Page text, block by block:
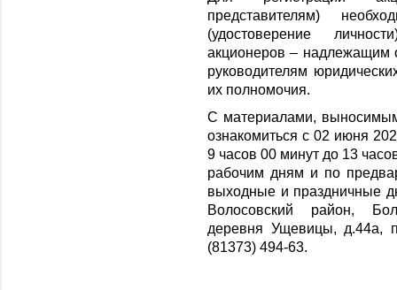
представителям)
(удостоверение
акционеров – надлежащим
руководителям
их полномочия.
С материалами,
ознакомиться с 02 июня
9 часов 00 минут до 13
рабочим дням и по
выходные и праздничные
Волосовский район,
деревня Ущевицы, д.44а,
(81373) 494-63.